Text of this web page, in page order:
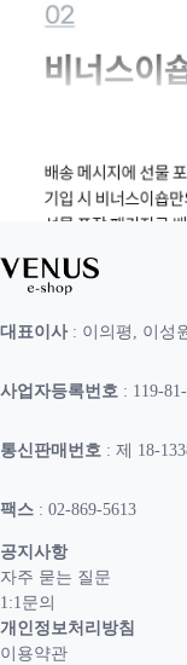
대표이사: 이의평, 이성
사업자등록번호 : 119-
통신판매번호 : 제 18-
팩스 : 02-869-5613
공지사항
자주 묻는 질문
1:1문의
개인정보처리방침
이용약관